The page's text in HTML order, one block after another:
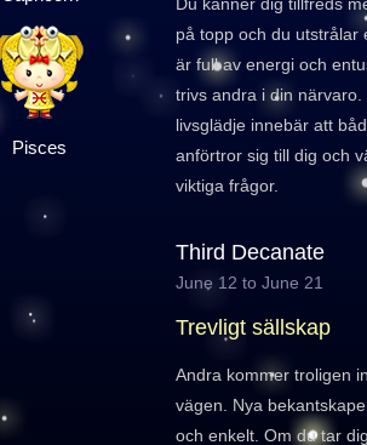
Pisces
på topp och du utstrålar
är full av energi och
trivs andra i din
livsglädje innebär att
anförtror sig till dig och
viktiga frågor.
Third Decanate
June 12 to June 21
Trevligt sällskap
Andra kommer troligen
vägen. Nya
och enkelt. Om du tar